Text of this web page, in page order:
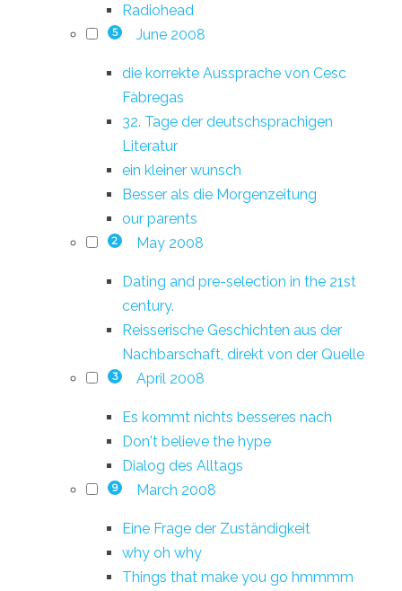
Radiohead
5 June 2008
die korrekte Aussprache von Cesc
Fàbregas
32. Tage der deutschsprachigen
Literatur
ein kleiner wunsch
Besser als die Morgenzeitung
our parents
2 May 2008
Dating and pre-selection in the 21st
century.
Reisserische Geschichten aus der
Nachbarschaft, direkt von der Quelle
3 April 2008
Es kommt nichts besseres nach
Don't believe the hype
Dialog des Alltags
9 March 2008
Eine Frage der Zuständigkeit
why oh why
Things that make you go hmmmm